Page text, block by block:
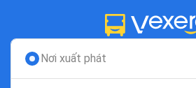
Nơi xuất phát